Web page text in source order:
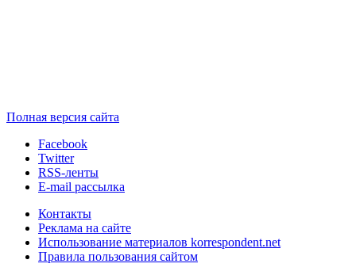
Полная версия сайта
Facebook
Twitter
RSS-ленты
E-mail рассылка
Контакты
Реклама на сайте
Использование материалов korrespondent.net
Правила пользования сайтом